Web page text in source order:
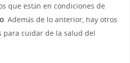
que están en condiciones de
. Además de lo anterior, hay otros
para cuidar de la salud del